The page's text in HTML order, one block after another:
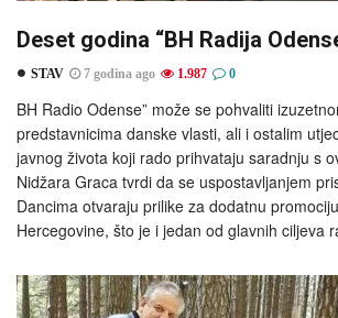
Deset godina “BH Radija
STAV 7 godina ago 1.987 0
BH Radio Odense” može se pohvaliti
predstavnicima danske vlasti, ali i ostalim
javnog života koji rado prihvataju saradnju s
Nidžara Graca tvrdi da se uspostavljanjem
Dancima otvaraju prilike za dodatnu
Hercegovine, što je i jedan od glavnih ciljeva